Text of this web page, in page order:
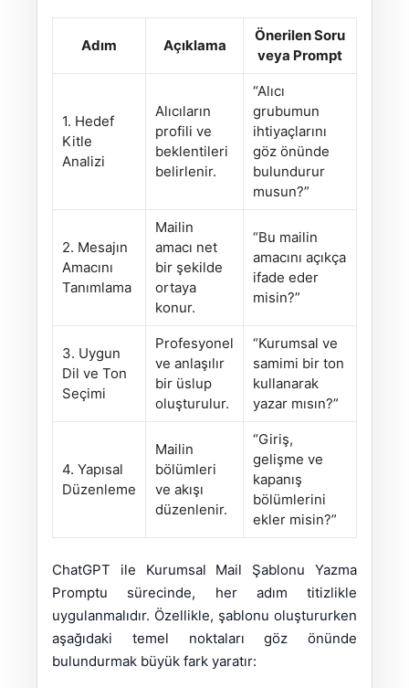
Adım Açıklama
Önerilen Soru
veya Prompt
1. Hedef
Kitle
Analizi
Alıcıların
profili ve
beklentileri
belirlenir.
“Alıcı
grubumun
ihtiyaçlarını
göz önünde
bulundurur
musun?”
2. Mesajın
Amacını
Tanımlama
Mailin
amacı net
bir şekilde
ortaya
konur.
“Bu mailin
amacını açıkça
ifade eder
misin?”
3. Uygun
Dil ve Ton
Seçimi
Profesyonel
ve anlaşılır
bir üslup
oluşturulur.
“Kurumsal ve
samimi bir ton
kullanarak
yazar mısın?”
4. Yapısal
Düzenleme
Mailin
bölümleri
ve akışı
düzenlenir.
“Giriş,
gelişme ve
kapanış
bölümlerini
ekler misin?”
ChatGPT ile Kurumsal Mail Şablonu Yazma
Promptu sürecinde, her adım titizlikle
uygulanmalıdır. Özellikle, şablonu oluştururken
aşağıdaki temel noktaları göz önünde
bulundurmak büyük fark yaratır: